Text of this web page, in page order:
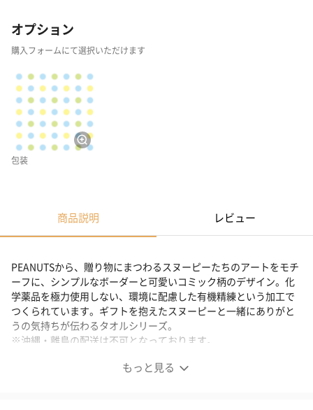
オプション
購入フォームにて選択いただけます
包装
商品説明 レビュー
もっと見る
PEANUTSから、贈り物にまつわるスヌーピーたちのアートをモチ
ーフに、シンプルなボーダーと可愛いコミック柄のデザイン。化
学薬品を極力使用しない、環境に配慮した有機精練という加工で
つくられています。ギフトを抱えたスヌーピーと一緒にありがと
うの気持ちが伝わるタオルシリーズ。
※沖縄・離島の配送は不可となっております。
スヌーピーと一緒に感謝の気持ちを送るタオルギフト